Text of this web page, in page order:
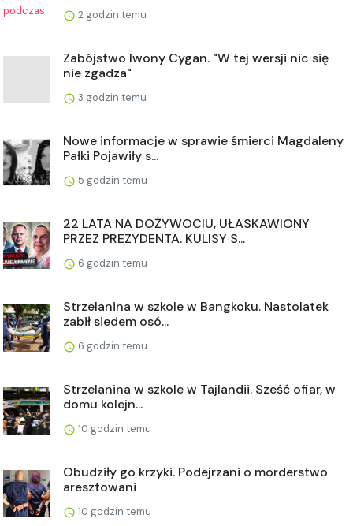
2 godzin temu
Zabójstwo Iwony Cygan. "W tej wersji nic się
nie zgadza"
3 godzin temu
Nowe informacje w sprawie śmierci Magdaleny
Pałki Pojawiły s...
5 godzin temu
22 LATA NA DOŻYWOCIU, UŁASKAWIONY
PRZEZ PREZYDENTA. KULISY S...
6 godzin temu
Strzelanina w szkole w Bangkoku. Nastolatek
zabił siedem osó...
6 godzin temu
Strzelanina w szkole w Tajlandii. Sześć ofiar, w
domu kolejn...
10 godzin temu
Obudziły go krzyki. Podejrzani o morderstwo
aresztowani
10 godzin temu